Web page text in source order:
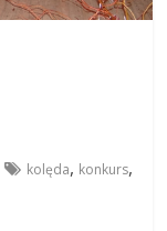
kolęda, konkurs,